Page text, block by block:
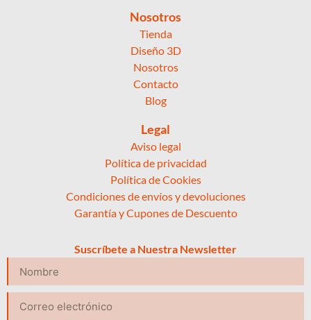
Nosotros
Tienda
Diseño 3D
Nosotros
Contacto
Blog
Legal
Aviso legal
Política de privacidad
Política de Cookies
Condiciones de envíos y devoluciones
Garantía y Cupones de Descuento
Suscríbete a Nuestra Newsletter